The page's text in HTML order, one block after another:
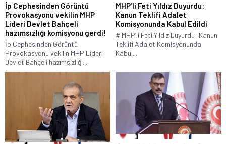
İp Cephesinden Görüntü
Provokasyonu vekilin MHP
Lideri Devlet Bahçeli
hazımsızlığı komisyonu gerdi!
İp Cephesinden Görüntü
Provokasyonu vekilin MHP Lideri
Devlet Bahçeli hazımsızlığı...
MHP’li Feti Yıldız Duyurdu:
Kanun Teklifi Adalet
Komisyonunda Kabul Edildi
# MHP’li Feti Yıldız Duyurdu: Kanun
Teklifi Adalet Komisyonunda
Kabul...